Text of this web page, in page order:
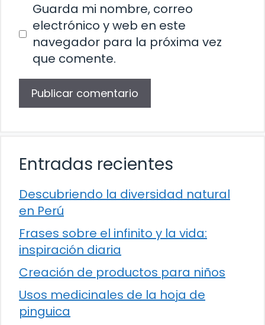
Guarda mi nombre, correo
electrónico y web en este
navegador para la próxima vez
que comente.
Entradas recientes
Descubriendo la diversidad natural
en Perú
Frases sobre el infinito y la vida:
inspiración diaria
Creación de productos para niños
Usos medicinales de la hoja de
pinguica